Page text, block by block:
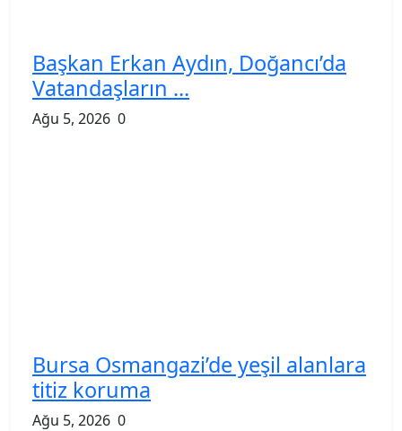
Başkan Erkan Aydın, Doğancı’da
Vatandaşların ...
Ağu 5, 2026 0
Bursa Osmangazi’de yeşil alanlara
titiz koruma
Ağu 5, 2026 0